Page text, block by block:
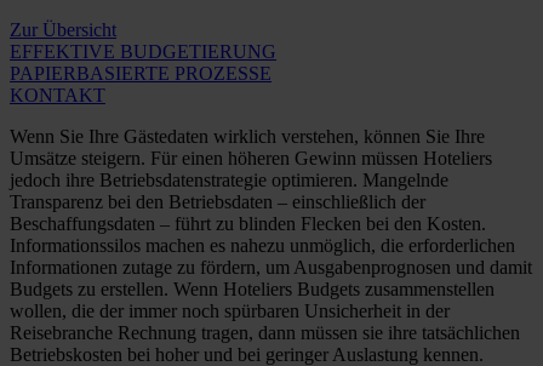
Zur Übersicht
EFFEKTIVE BUDGETIERUNG
PAPIERBASIERTE PROZESSE
KONTAKT
Wenn Sie Ihre Gästedaten wirklich verstehen, können Sie Ihre
Umsätze steigern. Für einen höheren Gewinn müssen Hoteliers
jedoch ihre Betriebsdatenstrategie optimieren. Mangelnde
Transparenz bei den Betriebsdaten – einschließlich der
Beschaffungsdaten – führt zu blinden Flecken bei den Kosten.
Informationssilos machen es nahezu unmöglich, die erforderlichen
Informationen zutage zu fördern, um Ausgabenprognosen und damit
Budgets zu erstellen. Wenn Hoteliers Budgets zusammenstellen
wollen, die der immer noch spürbaren Unsicherheit in der
Reisebranche Rechnung tragen, dann müssen sie ihre tatsächlichen
Betriebskosten bei hoher und bei geringer Auslastung kennen.